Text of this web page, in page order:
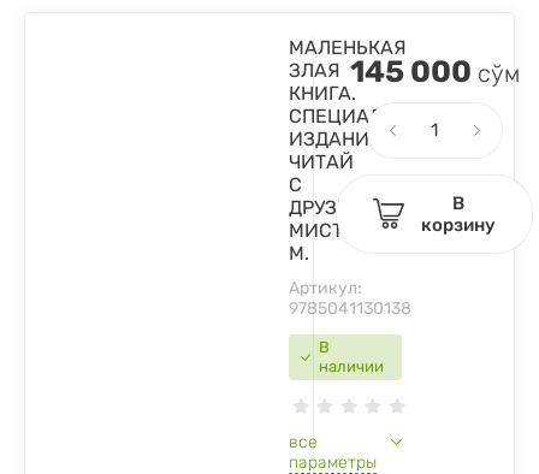
В
наличии
МАЛЕНЬКАЯ
ЗЛАЯ
КНИГА.
СПЕЦИАЛЬНОЕ
ИЗДАНИЕ.
ЧИТАЙ
С
ДРУЗЬЯМИ!.
МИСТ
М.
Артикул:
9785041130138
все
параметры
145 000 сўм
В
корзину